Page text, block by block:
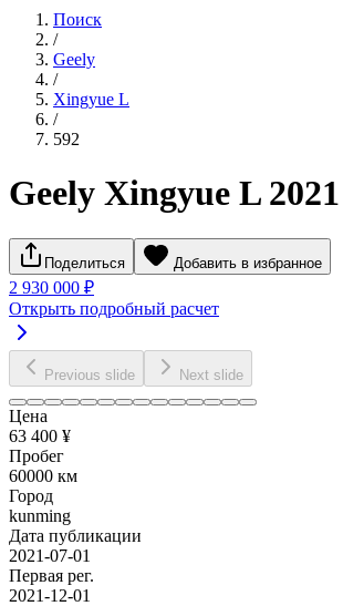
Поиск
/
Geely
/
Xingyue L
/
592
Geely Xingyue L
Поделиться Добавить в избранное
2 930 000 ₽
Открыть подробный расчет
Previous slide Next slide
Цена
63 400 ¥
Пробег
60000 км
Город
kunming
Дата публикации
2021-07-01
Первая рег.
2021-12-01